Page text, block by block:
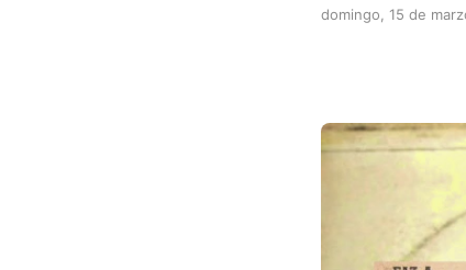
domingo, 15 de